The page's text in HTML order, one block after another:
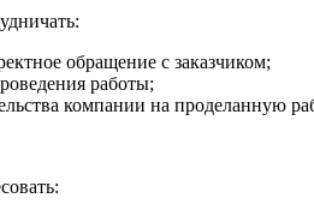
обращение с заказчиком;
работы;
компании на проделанную